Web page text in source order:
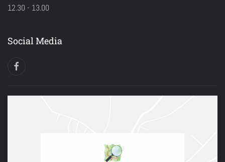
12.30 - 13.00
Social Media